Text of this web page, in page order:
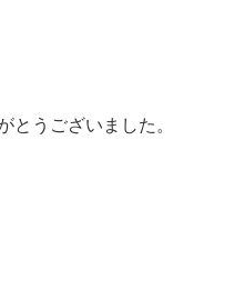
とうございました。